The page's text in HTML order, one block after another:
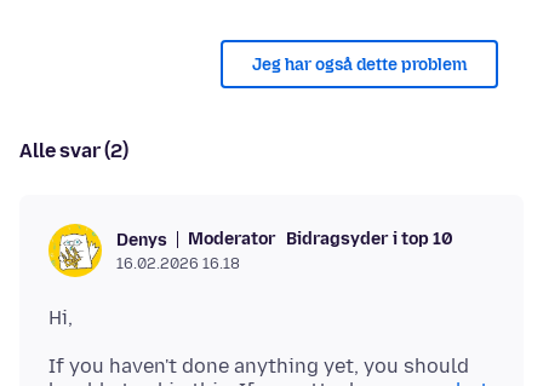
Jeg har også dette problem
Alle svar (2)
Denys Moderator Bidragsyder i top 10
16.02.2026 16.18
If you haven't done anything yet, you should